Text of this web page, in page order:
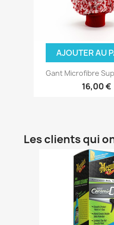
AJOUTER AU
Gant Microfibre
16,00 €
Les clients qui